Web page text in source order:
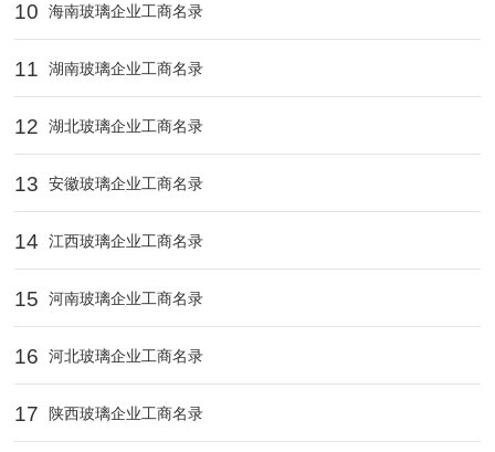
10 海南玻璃企业工商名录
11 湖南玻璃企业工商名录
12 湖北玻璃企业工商名录
13 安徽玻璃企业工商名录
14 江西玻璃企业工商名录
15 河南玻璃企业工商名录
16 河北玻璃企业工商名录
17 陕西玻璃企业工商名录